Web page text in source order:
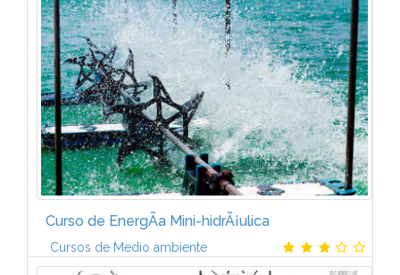
HidrÃ³geno estÃ¡ formado por tres
mÃ³dulos:PROCESOS DE HIDRÃGENO Y PILAS DE
COMBUSTIBLE (6 ECTS)Conceptos generales.
ProducciÃ³n de...
Curso de EnergÃ­a Mini-hidrÃ¡ulica
Cursos de Medio ambiente